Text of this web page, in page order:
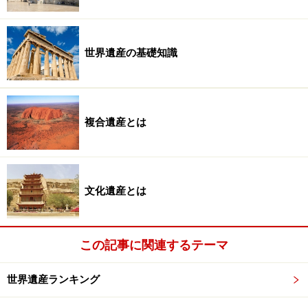
オ広場があるのだが、建物のファサード（正面）や広場
のモザイクはミケランジェロの設計。この空間がなんと
も心地よい。私はフィレンツェのアカデミア美術館で彼
のファンになってしまったのだが、この広場も大のお気
に入り。広場の脇に立つサンタ・マリア・イン・アラコ
エリ教会のミニマルなファサードも本当に魅力的。これ
らは14～16世紀の建設で、ロマネスク～バロック期の美
学を存分に堪能できる。
コロッセオ。4層構造で80のアーチによって支えられてお
を保っている。重機のない時代に造られたとは到底思えない
世界遺産の基礎知識
複合遺産とは
文化遺産とは
この記事に関連するテーマ
世界遺産ランキング